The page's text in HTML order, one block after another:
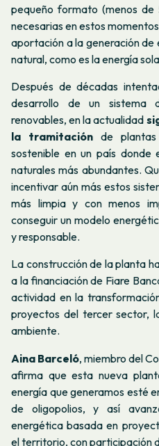
pequeño formato (menos
necesarias en estos
aportación a la generación
natural, como es la energía
Después de décadas
desarrollo de un sistema
renovables, en la actualidad
la tramitaciónde plantas
sostenible en un país donde
naturales más abundantes.
incentivar aún más estos
más limpia y con menos
conseguir un modelo
y responsable.
La construcción de la planta
a la financiación de Fiare
actividad en la
proyectos del tercer sector,
ambiente.
Aina Barceló, miembro del
afirma que esta nueva
energía que generamos esté
de oligopolios, y así
energética basada en
el territorio, con participación